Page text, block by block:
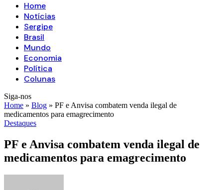
Home
Notícias
Sergipe
Brasil
Mundo
Economia
Política
Colunas
Siga-nos
Home » Blog » PF e Anvisa combatem venda ilegal de
medicamentos para emagrecimento
Destaques
PF e Anvisa combatem venda ilegal de
medicamentos para emagrecimento